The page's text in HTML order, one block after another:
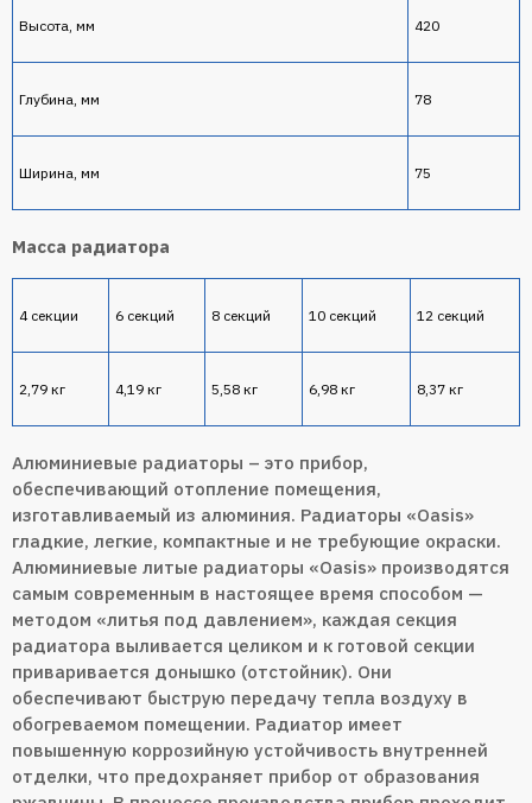
Высота, мм 420
Глубина, мм 78
Ширина, мм 75
Масса радиатора
4 секции 6 секций 8 секций 10 секций 12 секций
2,79 кг 4,19 кг 5,58 кг 6,98 кг 8,37 кг
Алюминиевые радиаторы – это прибор,
обеспечивающий отопление помещения,
изготавливаемый из алюминия. Радиаторы «Oasis»
гладкие, легкие, компактные и не требующие окраски.
Алюминиевые литые радиаторы «Oasis» производятся
самым современным в настоящее время способом —
методом «литья под давлением», каждая секция
радиатора выливается целиком и к готовой секции
приваривается донышко (отстойник). Они
обеспечивают быструю передачу тепла воздуху в
обогреваемом помещении. Радиатор имеет
повышенную коррозийную устойчивость внутренней
отделки, что предохраняет прибор от образования